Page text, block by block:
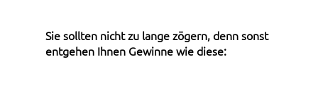
Sie sollten nicht zu lange zögern, denn sonst
entgehen Ihnen Gewinne wie diese: